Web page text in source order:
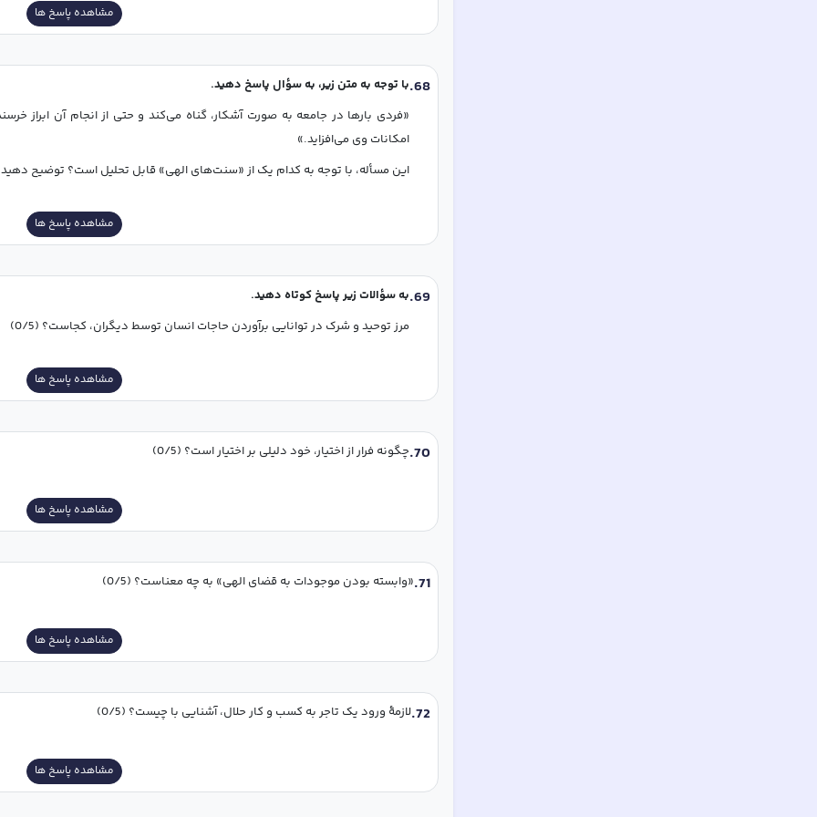
مشاهده پاسخ ها
68
.با توجه به متن زیر، به سؤال پاسخ دهید.
«فردی بارها در جامعه به صورت آشکار، گناه می‌کند و حتی از انجام آن ابراز خرسندی می‌نماید. با این وجود، خداوند پیوسته بر نعمت
امکانات وی می‌افزاید.»
این مسأله، با توجه به کدام یک از «سنت‌های الهی» قابل تحلیل است؟ توضیح دهید. (1)
مشاهده پاسخ ها
69
.به سؤالات زیر پاسخ کوتاه دهید.
مرز توحید و شرک در توانایی برآوردن حاجات انسان توسط دیگران، کجاست؟ (0/5)
مشاهده پاسخ ها
70
.چگونه فرار از اختیار، خود دلیلی بر اختیار است؟ (0/5)
مشاهده پاسخ ها
71
.«وابسته بودن موجودات به قضای الهی» به چه معناست؟ (0/5)
مشاهده پاسخ ها
72
.لازمۀ ورود یک تاجر به کسب و کار حلال، آشنایی با چیست؟ (0/5)
مشاهده پاسخ ها